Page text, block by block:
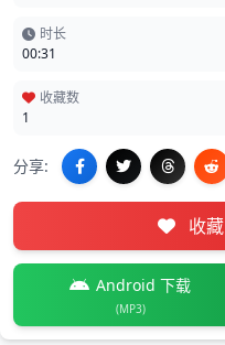
时长
00:31
收藏数
1
分享:
收藏
Android 下载
(MP3)